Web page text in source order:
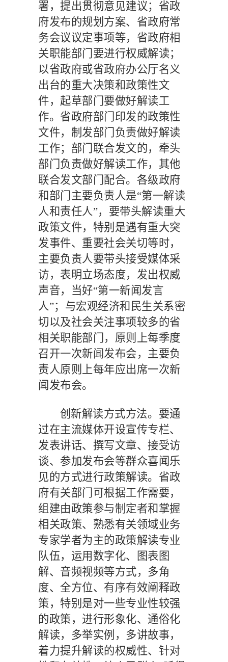
署，提出贯彻意见建议；省政
府发布的规划方案、省政府常
务会议议定事项等，省政府相
关职能部门要进行权威解读；
以省政府或省政府办公厅名义
出台的重大决策和政策性文
件，起草部门要做好解读工
作。省政府部门印发的政策性
文件，制发部门负责做好解读
工作；部门联合发文的，牵头
部门负责做好解读工作，其他
联合发文部门配合。各级政府
和部门主要负责人是“第一解读
人和责任人”，要带头解读重大
政策文件，特别是遇有重大突
发事件、重要社会关切等时，
主要负责人要带头接受媒体采
访，表明立场态度，发出权威
声音，当好“第一新闻发言
人”；与宏观经济和民生关系密
切以及社会关注事项较多的省
相关职能部门，原则上每季度
召开一次新闻发布会，主要负
责人原则上每年应出席一次新
闻发布会。
创新解读方式方法。要通
过在主流媒体开设宣传专栏、
发表讲话、撰写文章、接受访
谈、参加发布会等群众喜闻乐
见的方式进行政策解读。省政
府有关部门可根据工作需要，
组建由政策参与制定者和掌握
相关政策、熟悉有关领域业务
专家学者为主的政策解读专业
队伍，运用数字化、图表图
解、音频视频等方式，多角
度、全方位、有序有效阐释政
策，特别是对一些专业性较强
的政策，进行形象化、通俗化
解读，多举实例，多讲故事，
着力提升解读的权威性、针对